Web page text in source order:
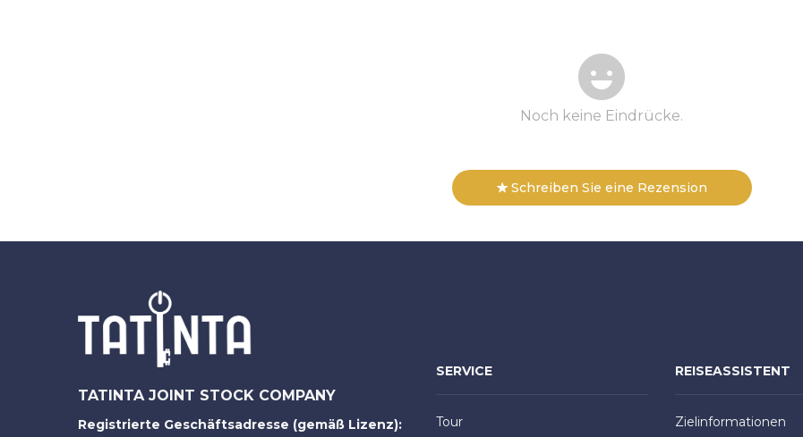
Noch keine Eindrücke.
Schreiben Sie eine Rezension
TATINTA JOINT STOCK COMPANY
Registrierte Geschäftsadresse (gemäß Lizenz):
SERVICE
Tour
REISEASSISTENT
Zielinformationen